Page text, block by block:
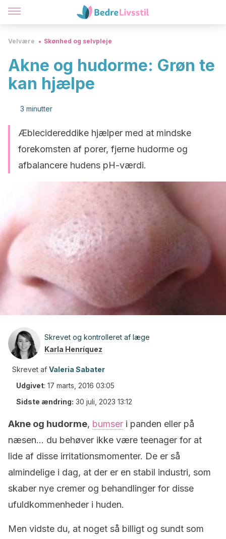
Velvære Skønhed og selvpleje
Akne og hudorme: Grøn te
kan hjælpe
3 minutter
Æblecidereddike hjælper med at mindske
forekomsten af porer, fjerne hudorme og
afbalancere hudens pH-værdi.
Skrevet og kontrolleret af læge
Karla Henríquez
Skrevet af Valeria Sabater
Udgivet: 17 marts, 2016 03:05
Sidste ændring: 30 juli, 2023 13:12
Akne og hudorme, bumser i panden eller på
næsen… du behøver ikke være teenager for at
lide af disse irritationsmomenter. De er så
almindelige i dag, at der er en stabil industri, som
skaber nye cremer og behandlinger for disse
ufuldkommenheder i huden.
Men vidste du, at noget så billigt og sundt som